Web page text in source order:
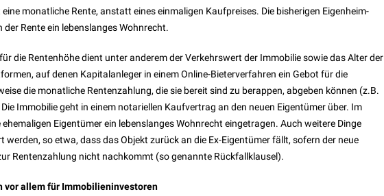
monatliche Rente, anstatt eines einmaligen Kaufpreises. Die bisherigen Eigenheim-
der Rente ein lebenslanges Wohnrecht.
die Rentenhöhe dient unter anderem der Verkehrswert der Immobilie sowie das Alter der
auf denen Kapitalanleger in einem Online-Bieterverfahren ein Gebot für die
die monatliche Rentenzahlung, die sie bereit sind zu berappen, abgeben können (z.B.
Immobilie geht in einem notariellen Kaufvertrag an den neuen Eigentümer über. Im
Eigentümer ein lebenslanges Wohnrecht eingetragen. Auch weitere Dinge
werden, so etwa, dass das Objekt zurück an die Ex-Eigentümer fällt, sofern der neue
Rentenzahlung nicht nachkommt (so genannte Rückfallklausel).
vor allem für Immobilieninvestoren